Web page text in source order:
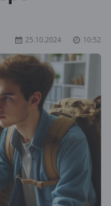
25.10.2024 10:52